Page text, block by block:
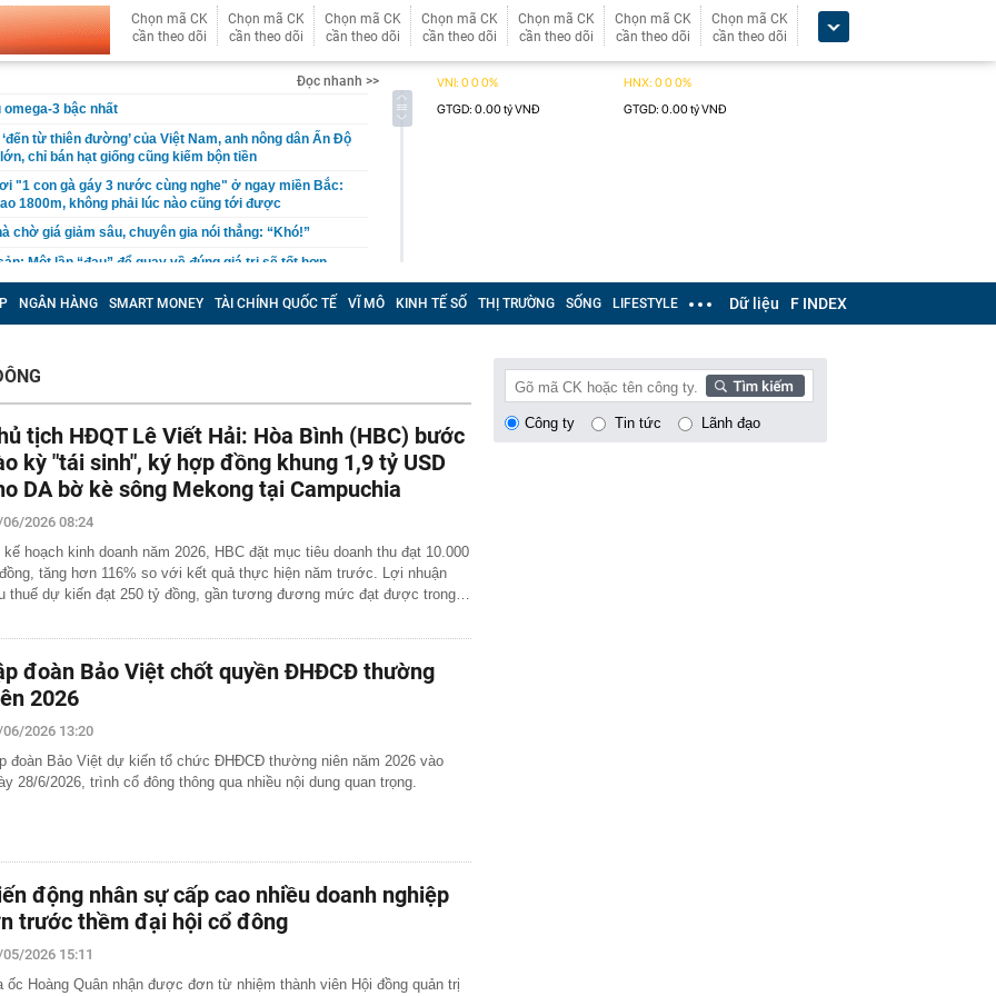
Chọn mã CK
cần theo dõi
Chọn mã CK
cần theo dõi
Chọn mã CK
cần theo dõi
Chọn mã CK
cần theo dõi
Chọn mã CK
cần theo dõi
Chọn mã CK
cần theo dõi
Chọn mã CK
cần theo dõi
Đọc nhanh >>
omega-3 bậc nhất
từ thiên đường’ của Việt Nam, anh nông dân Ấn Độ
chỉ bán hạt giống cũng kiếm bộn tiền
"1 con gà gáy 3 nước cùng nghe" ở ngay miền Bắc:
1800m, không phải lúc nào cũng tới được
chờ giá giảm sâu, chuyên gia nói thẳng: “Khó!”
Một lần “đau” để quay về đúng giá trị sẽ tốt hơn
phấn ngắn hạn rồi lại phải trả giá
có tháng 7 tệ nhất trong lịch sử hoạt động
tỷ
nhằn, tài khoản mở mới giảm mạnh
Du SN 1972 mua thành công 1 triệu cổ phiếu, trở
của công ty dệt may Hoàng Thị Loan
núi cao thứ 5 Việt Nam, là “ cột mốc thiêng liêng đẹp
ở độ cao trên 3.000m, điểm đến "trong mơ" của dân
thống y khoa tư nhân sở hữu 14 bệnh viện, 2.900
được vinh danh "Hệ thống Y khoa tốt nhất Việt Nam
Việt thu hơn 1 tỷ USD ở nước ngoài trong nửa đầu
tăng hơn 120%
dự phóng VN-Index có thể chạm mốc 1.885 điểm
8
lượng tiền hơn 62.000 tỷ đồng, lớn hơn cả Vinhomes,
Máy Xanh, Bách Hóa Xanh, An Khang, vốn hóa
DMX
cổ, phát hiện 'kho báu' gồm 1.000 đồng tiền vàng và
trong nhiều ngăn bí mật - giá trị hơn 18 tỷ đồng
khách đến Việt Nam đông nhất 7 tháng đầu năm,
và Nga, gấp gần 6 lần Ấn Độ
tiết lộ: Khách thường chọn quả to, người trong
5 chi tiết này trước
NGÂN HÀNG SMART MONEY TÀI CHÍNH QUỐC TẾ VĨ MÔ KINH TẾ SỐ THỊ TRƯỜNG SỐNG LIFESTYLE Dữ liệu F INDEX
tịch HĐQT Lê Viết Hải: Hòa Bình (HBC) bước
kỳ "tái sinh", ký hợp đồng khung 1,9 tỷ USD
DA bờ kè sông Mekong tại Campuchia
2026 08:24
kế hoạch kinh doanh năm 2026, HBC đặt mục tiêu doanh thu đạt 10.000
tăng hơn 116% so với kết quả thực hiện năm trước. Lợi nhuận
thuế dự kiến đạt 250 tỷ đồng, gần tương đương mức đạt được trong…
đoàn Bảo Việt chốt quyền ĐHĐCĐ thường
2026
2026 13:20
đoàn Bảo Việt dự kiến tổ chức ĐHĐCĐ thường niên năm 2026 vào
28/6/2026, trình cổ đông thông qua nhiều nội dung quan trọng.
động nhân sự cấp cao nhiều doanh nghiệp
trước thềm đại hội cổ đông
2026 15:11
ốc Hoàng Quân nhận được đơn từ nhiệm thành viên Hội đồng quản trị
Công ty Tin tức Lãnh đạo